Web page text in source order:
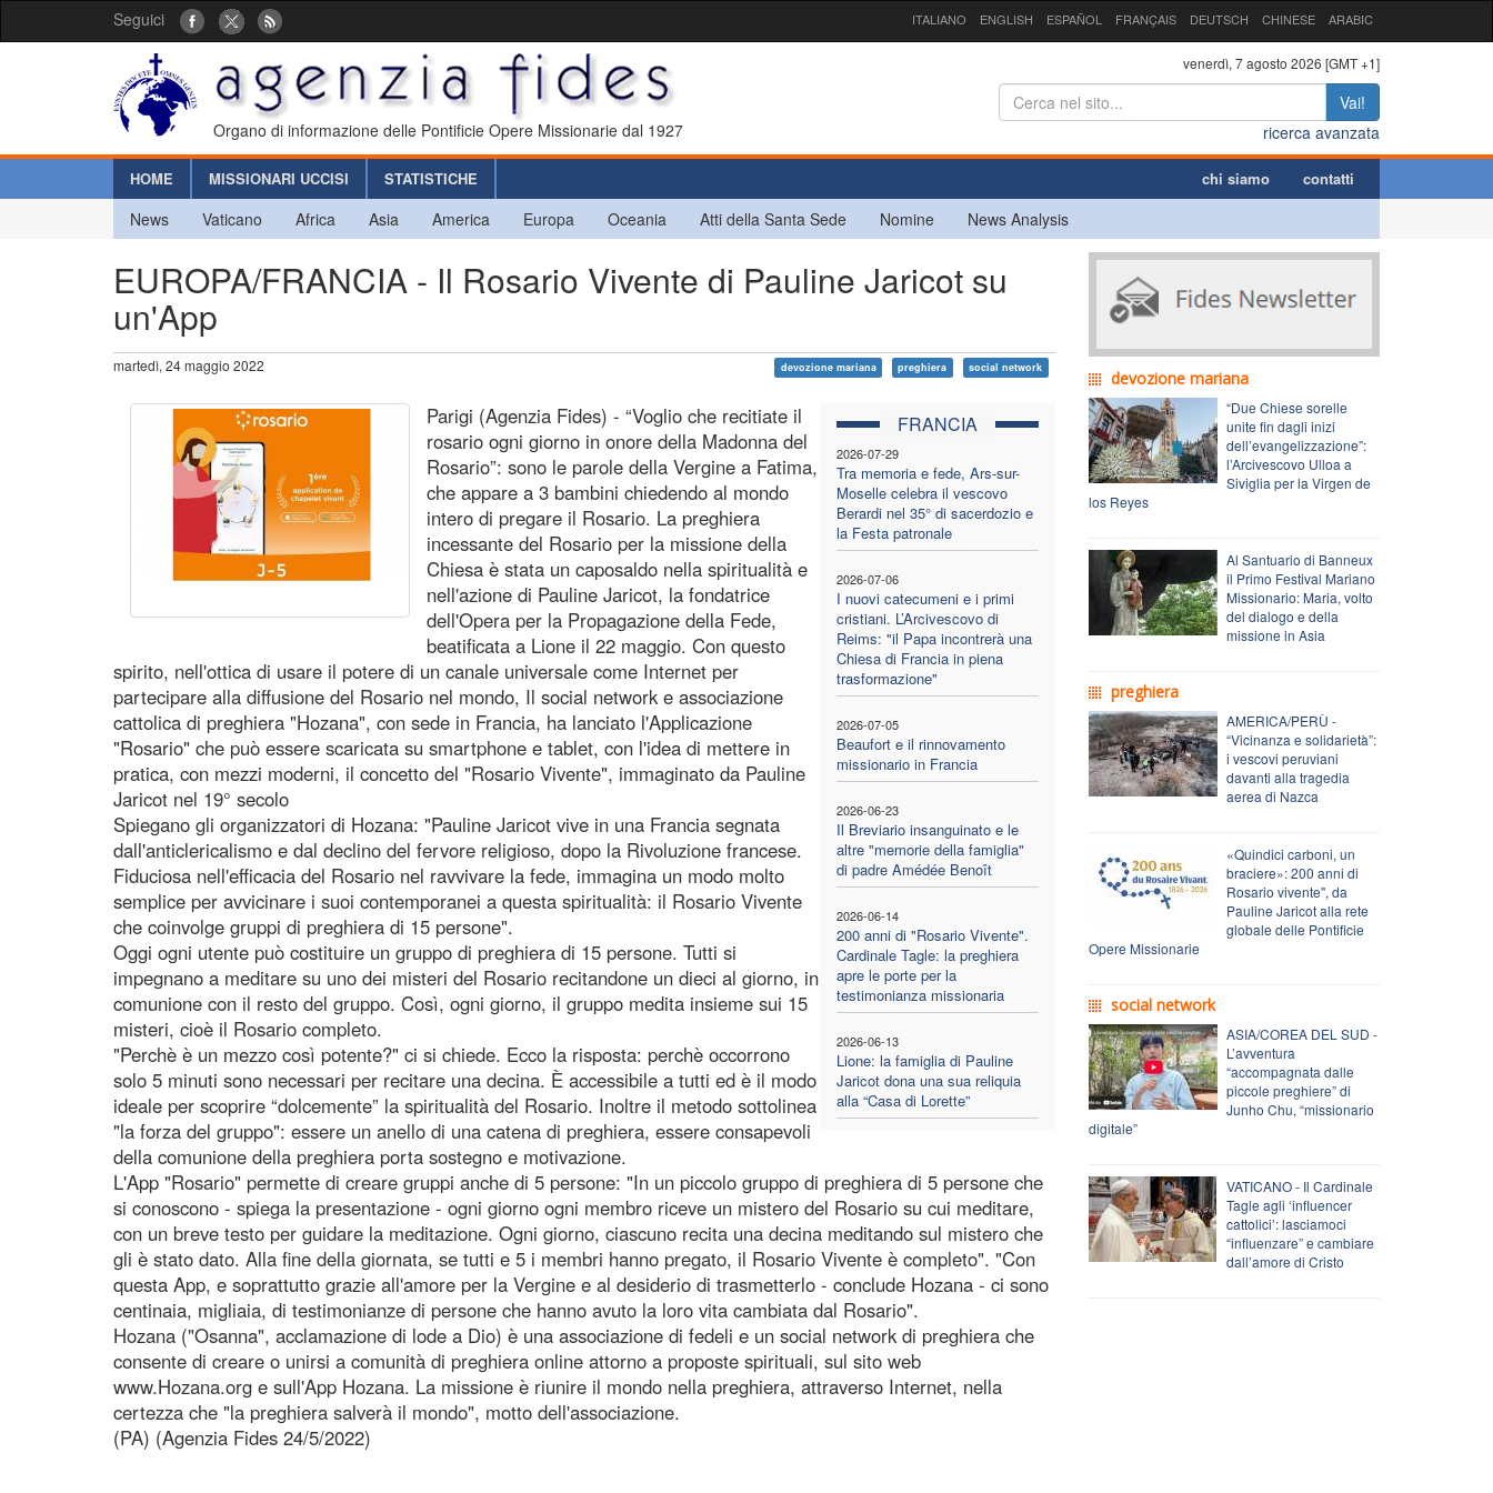
Seguici ITALIANO ENGLISH ESPAÑOL FRANÇAIS DEUTSCH CHINESE ARABIC
Organo di informazione delle Pontificie Opere Missionarie dal 1927
venerdì, 7 agosto 2026 [GMT +1]
Vai!
ricerca avanzata
HOME MISSIONARI UCCISI STATISTICHE chi siamo contatti
News Vaticano Africa Asia America Europa Oceania Atti della Santa Sede Nomine News Analysis
EUROPA/FRANCIA - Il Rosario Vivente di Pauline Jaricot su
un'App
martedì, 24 maggio 2022 devozione mariana preghiera social network
FRANCIA
2026-07-29
Tra memoria e fede, Ars-sur-
Moselle celebra il vescovo
Berardi nel 35° di sacerdozio e
la Festa patronale
2026-07-06
I nuovi catecumeni e i primi
cristiani. L’Arcivescovo di
Reims: "il Papa incontrerà una
Chiesa di Francia in piena
trasformazione"
2026-07-05
Beaufort e il rinnovamento
missionario in Francia
2026-06-23
Il Breviario insanguinato e le
altre "memorie della famiglia"
di padre Amédée Benoît
2026-06-14
200 anni di "Rosario Vivente".
Cardinale Tagle: la preghiera
apre le porte per la
testimonianza missionaria
2026-06-13
Lione: la famiglia di Pauline
Jaricot dona una sua reliquia
alla “Casa di Lorette”
Parigi (Agenzia Fides) - “Voglio che recitiate il
rosario ogni giorno in onore della Madonna del
Rosario”: sono le parole della Vergine a Fatima,
che appare a 3 bambini chiedendo al mondo
intero di pregare il Rosario. La preghiera
incessante del Rosario per la missione della
Chiesa è stata un caposaldo nella spiritualità e
nell'azione di Pauline Jaricot, la fondatrice
dell'Opera per la Propagazione della Fede,
beatificata a Lione il 22 maggio. Con questo
spirito, nell'ottica di usare il potere di un canale universale come Internet per
partecipare alla diffusione del Rosario nel mondo, Il social network e associazione
cattolica di preghiera "Hozana", con sede in Francia, ha lanciato l'Applicazione
"Rosario" che può essere scaricata su smartphone e tablet, con l'idea di mettere in
pratica, con mezzi moderni, il concetto del "Rosario Vivente", immaginato da Pauline
Jaricot nel 19° secolo
Spiegano gli organizzatori di Hozana: "Pauline Jaricot vive in una Francia segnata
dall'anticlericalismo e dal declino del fervore religioso, dopo la Rivoluzione francese.
Fiduciosa nell'efficacia del Rosario nel ravvivare la fede, immagina un modo molto
semplice per avvicinare i suoi contemporanei a questa spiritualità: il Rosario Vivente
che coinvolge gruppi di preghiera di 15 persone".
Oggi ogni utente può costituire un gruppo di preghiera di 15 persone. Tutti si
impegnano a meditare su uno dei misteri del Rosario recitandone un dieci al giorno, in
comunione con il resto del gruppo. Così, ogni giorno, il gruppo medita insieme sui 15
misteri, cioè il Rosario completo.
"Perchè è un mezzo così potente?" ci si chiede. Ecco la risposta: perchè occorrono
solo 5 minuti sono necessari per recitare una decina. È accessibile a tutti ed è il modo
ideale per scoprire “dolcemente” la spiritualità del Rosario. Inoltre il metodo sottolinea
"la forza del gruppo": essere un anello di una catena di preghiera, essere consapevoli
della comunione della preghiera porta sostegno e motivazione.
L'App "Rosario" permette di creare gruppi anche di 5 persone: "In un piccolo gruppo di preghiera di 5 persone che
si conoscono - spiega la presentazione - ogni giorno ogni membro riceve un mistero del Rosario su cui meditare,
con un breve testo per guidare la meditazione. Ogni giorno, ciascuno recita una decina meditando sul mistero che
gli è stato dato. Alla fine della giornata, se tutti e 5 i membri hanno pregato, il Rosario Vivente è completo". "Con
questa App, e soprattutto grazie all'amore per la Vergine e al desiderio di trasmetterlo - conclude Hozana - ci sono
centinaia, migliaia, di testimonianze di persone che hanno avuto la loro vita cambiata dal Rosario".
Hozana ("Osanna", acclamazione di lode a Dio) è una associazione di fedeli e un social network di preghiera che
consente di creare o unirsi a comunità di preghiera online attorno a proposte spirituali, sul sito web
www.Hozana.org e sull'App Hozana. La missione è riunire il mondo nella preghiera, attraverso Internet, nella
certezza che "la preghiera salverà il mondo", motto dell'associazione.
(PA) (Agenzia Fides 24/5/2022)
devozione mariana
“Due Chiese sorelle
unite fin dagli inizi
dell’evangelizzazione”:
l’Arcivescovo Ulloa a
Siviglia per la Virgen de
los Reyes
Al Santuario di Banneux
il Primo Festival Mariano
Missionario: Maria, volto
del dialogo e della
missione in Asia
preghiera
AMERICA/PERÙ -
“Vicinanza e solidarietà”:
i vescovi peruviani
davanti alla tragedia
aerea di Nazca
«Quindici carboni, un
braciere»: 200 anni di
Rosario vivente", da
Pauline Jaricot alla rete
globale delle Pontificie
Opere Missionarie
social network
ASIA/COREA DEL SUD -
L’avventura
“accompagnata dalle
piccole preghiere” di
Junho Chu, “missionario
digitale”
VATICANO - Il Cardinale
Tagle agli ‘influencer
cattolici’: lasciamoci
“influenzare” e cambiare
dall’amore di Cristo